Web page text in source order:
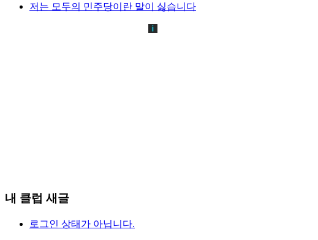
저는 모두의 민주당이란 말이 싫습니다
내 클럽 새글
로그인 상태가 아닙니다.